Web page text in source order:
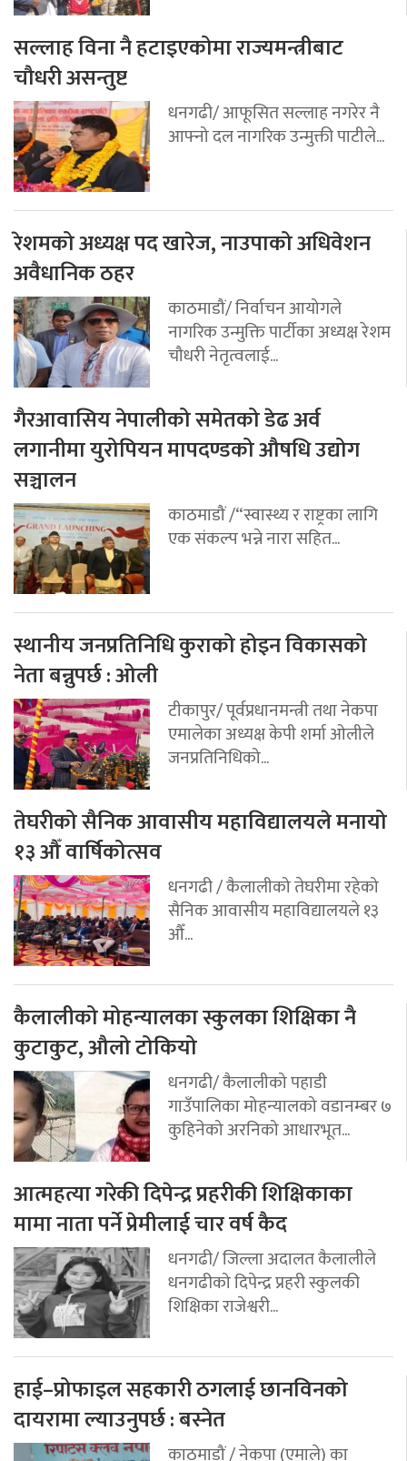
सल्लाह विना नै हटाइएकोमा राज्यमन्त्रीबाट
चौधरी असन्तुष्ट
धनगढी/ आफूसित सल्लाह नगरेर नै
आफ्नो दल नागरिक उन्मुक्ती पाटीले...
रेशमको अध्यक्ष पद खारेज, नाउपाको अधिवेशन
अवैधानिक ठहर
काठमाडौं/ निर्वाचन आयोगले
नागरिक उन्मुक्ति पार्टीका अध्यक्ष रेशम
चौधरी नेतृत्वलाई...
गैरआवासिय नेपालीको समेतको डेढ अर्व
लगानीमा युरोपियन मापदण्डको औषधि उद्योग
सञ्चालन
काठमाडौं /“स्वास्थ्य र राष्ट्रका लागि
एक संकल्प भन्ने नारा सहित...
स्थानीय जनप्रतिनिधि कुराको होइन विकासको
नेता बन्नुपर्छ : ओली
टीकापुर/ पूर्वप्रधानमन्त्री तथा नेकपा
एमालेका अध्यक्ष केपी शर्मा ओलीले
जनप्रतिनिधिको...
तेघरीको सैनिक आवासीय महाविद्यालयले मनायो
१३ औँ वार्षिकोत्सव
धनगढी / कैलालीको तेघरीमा रहेको
सैनिक आवासीय महाविद्यालयले १३
औँ...
कैलालीको मोहन्यालका स्कुलका शिक्षिका नै
कुटाकुट, औलो टोकियो
धनगढी/ कैलालीको पहाडी
गाउँपालिका मोहन्यालको वडानम्बर ७
कुहिनेको अरनिको आधारभूत...
आत्महत्या गरेकी दिपेन्द्र प्रहरीकी शिक्षिकाका
मामा नाता पर्ने प्रेमीलाई चार वर्ष कैद
धनगढी/ जिल्ला अदालत कैलालीले
धनगढीको दिपेन्द्र प्रहरी स्कुलकी
शिक्षिका राजेश्वरी...
हाई–प्रोफाइल सहकारी ठगलाई छानविनको
दायरामा ल्याउनुपर्छ : बस्नेत
काठमाडौं / नेकपा (एमाले) का